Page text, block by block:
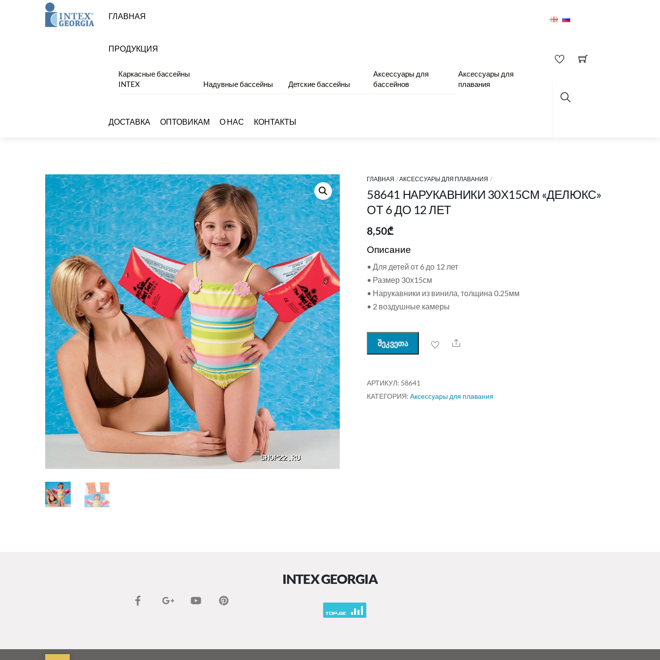
Menu
ГЛАВНАЯ
ПРОДУКЦИЯ
Каркасные бассейны
INTEX
Надувные бассейны Детские бассейны
Аксессуары для
бассейнов
Аксессуары для
плавания
ДОСТАВКА ОПТОВИКАМ О НАС КОНТАКТЫ
ГЛАВНАЯ АКСЕССУАРЫ ДЛЯ ПЛАВАНИЯ
58641 НАРУКАВНИКИ 30Х15СМ «ДЕЛЮКС»
ОТ 6 ДО 12 ЛЕТ
8,50₾
Описание
• Для детей от 6 до 12 лет
• Размер 30х15см
• Нарукавники из винила, толщина 0.25мм
• 2 воздушные камеры
შეკვეთა Share
АРТИКУЛ: 58641
КАТЕГОРИЯ:Аксессуары для плавания
INTEX GEORGIA